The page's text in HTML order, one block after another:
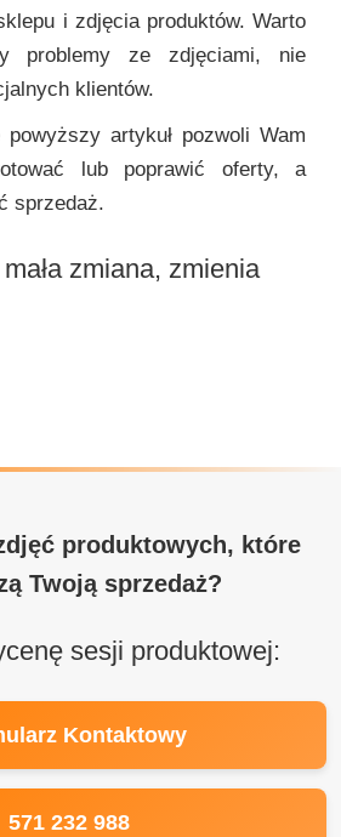
i zdjęcia produktów. Warto
problemy ze zdjęciami, nie
klientów.
artykuł pozwoli Wam
lub poprawić oferty, a
sprzedaż.
zmiana, zmienia
produktowych, które
Twoją sprzedaż?
sesji produktowej:
Kontaktowy
571 232 988